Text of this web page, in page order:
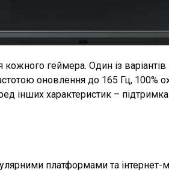
кожного геймера. Один із
оновлення до 165 Гц, 100%
інших характеристик –
платформами та інтернет-